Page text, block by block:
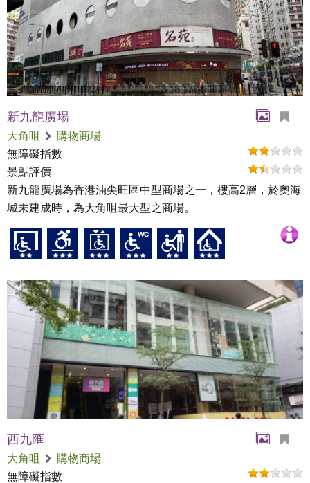
新九龍廣場
大角咀
購物商場
無障礙指數
景點評價
新九龍廣場為香港油尖旺區中型商場之一，樓高2層，於奧海
城未建成時，為大角咀最大型之商場。
西九匯
大角咀
購物商場
無障礙指數